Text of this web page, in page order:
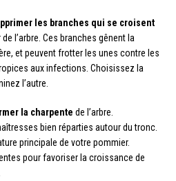
les branches qui se croisent
l’arbre. Ces branches gênent la
et peuvent frotter les unes contre les
aux infections. Choisissez la
l’autre.
la charpente de l’arbre.
bien réparties autour du tronc.
principale de votre pommier.
pour favoriser la croissance de